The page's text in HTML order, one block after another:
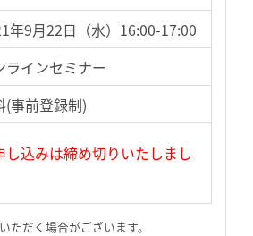
年9月22日（水）16:00-17:00
ラインセミナー
(事前登録制)
し込みは締め切りいたしまし
ただく場合がございます。